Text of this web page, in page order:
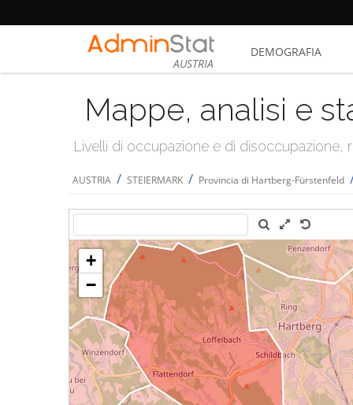
AUSTRIA
DEMOGRAFIA
Mappe, analisi e
Livelli di occupazione e di
AUSTRIA / STEIERMARK / Provincia di Hartberg-Fürstenfeld